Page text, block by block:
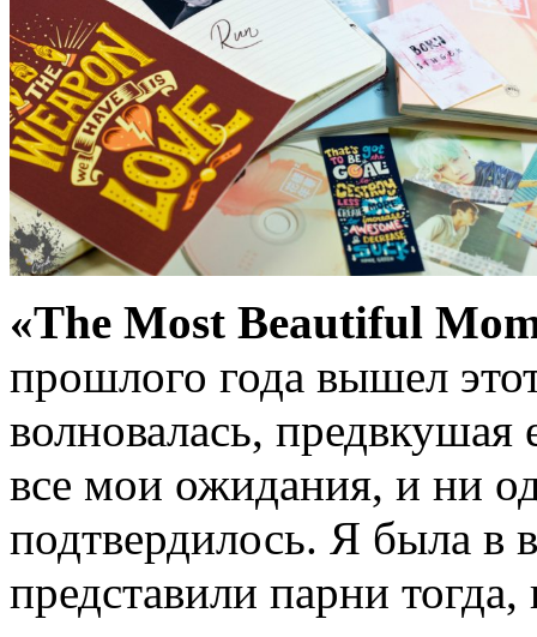
«The Most Beautiful
прошлого года вышел
волновалась,
все мои ожидания, и ни
подтвердилось. Я была в
представили парни